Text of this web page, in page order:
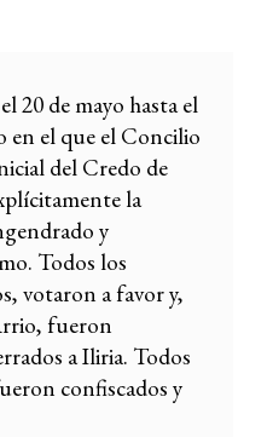
20 de mayo hasta el
en el que el Concilio
del Credo de
la
y
Todos los
votaron a favor y,
fueron
a Iliria. Todos
confiscados y